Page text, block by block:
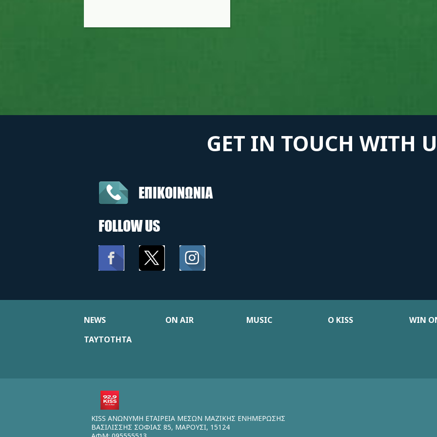
GET IN TOUCH WITH
ΕΠΙΚΟΙΝΩΝΙΑ
FOLLOW US
NEWS ON AIR MUSIC Ο KISS WIN
ΤΑΥΤΟΤΗΤΑ
KISS ΑΝΩΝΥΜΗ ΕΤΑΙΡΕΙΑ ΜΕΣΩΝ ΜΑΖΙΚΗΣ ΕΝΗΜΕΡΩΣΗΣ
ΒΑΣΙΛΙΣΣΗΣ ΣΟΦΙΑΣ 85, ΜΑΡΟΥΣΙ, 15124